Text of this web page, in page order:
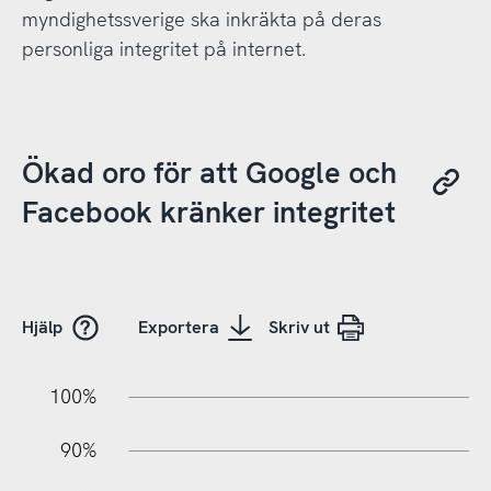
myndighetssverige ska inkräkta på deras
personliga integritet på internet.
Ökad oro för att Google och
Facebook kränker integritet
Hjälp Exportera Skriv ut
100%
90%